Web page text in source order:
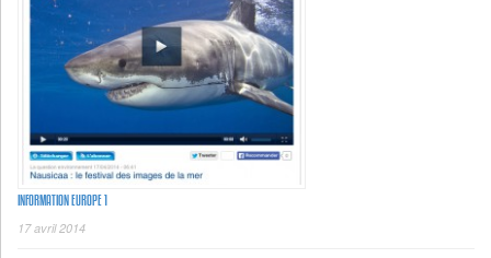
INFORMATION EUROPE 1
17 avril 2014